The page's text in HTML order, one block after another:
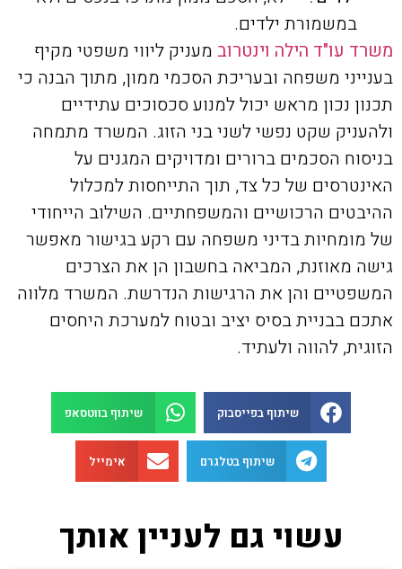
במשמורת ילדים.
משרד עו"ד הילה וינטרוב מעניק ליווי משפטי מקיף
בענייני משפחה ובעריכת הסכמי ממון, מתוך הבנה כי
תכנון נכון מראש יכול למנוע סכסוכים עתידיים
ולהעניק שקט נפשי לשני בני הזוג. המשרד מתמחה
בניסוח הסכמים ברורים ומדויקים המגנים על
האינטרסים של כל צד, תוך התייחסות למכלול
ההיבטים הרכושיים והמשפחתיים. השילוב הייחודי
של מומחיות בדיני משפחה עם רקע בגישור מאפשר
גישה מאוזנת, המביאה בחשבון הן את הצרכים
המשפטיים והן את הרגישות הנדרשת. המשרד מלווה
אתכם בבניית בסיס יציב ובטוח למערכת היחסים
הזוגית, להווה ולעתיד.
שיתוף בפייסבוק שיתוף בווטסאפ
שיתוף בטלגרם אימייל
עשוי גם לעניין אותך